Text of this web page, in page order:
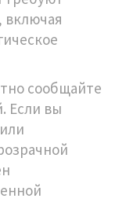
включая
сообщайте
Если вы